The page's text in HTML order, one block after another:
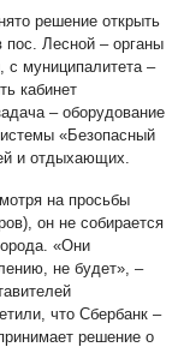
решение открыть
пос. Лесной – органы
с муниципалитета –
кабинет
– оборудование
«Безопасный
и отдыхающих.
на просьбы
он не собирается
«Они
не будет», –
что Сбербанк –
решение о